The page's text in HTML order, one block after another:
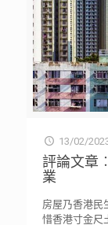
13/02/
評論文章
業
房屋乃香港民
惜香港寸金尺